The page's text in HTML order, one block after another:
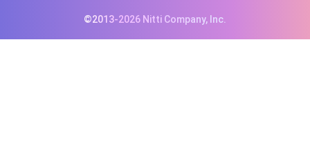
©2013-2026 Nitti Company, Inc.